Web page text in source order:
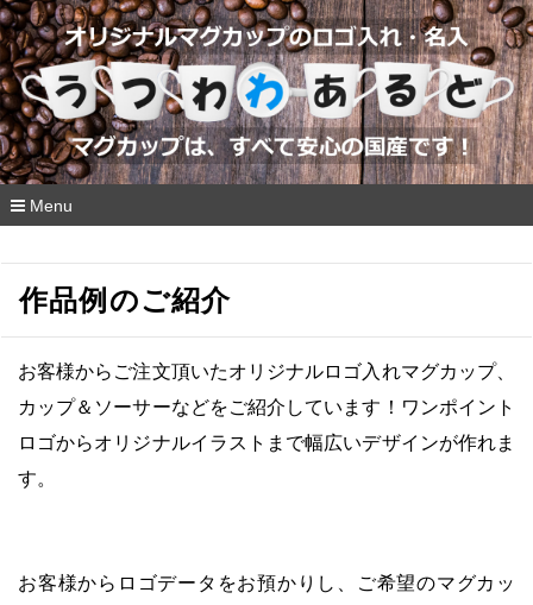
Menu
へ
作品例のご紹介
お客様からご注文頂いたオリジナルロゴ入れマグカップ、
カップ＆ソーサーなどをご紹介 しています！ワンポイント
ロゴからオリジナルイラストまで幅広いデザインが作れま
す。
お客様からロゴデータをお預かりし、ご希望のマグカッ